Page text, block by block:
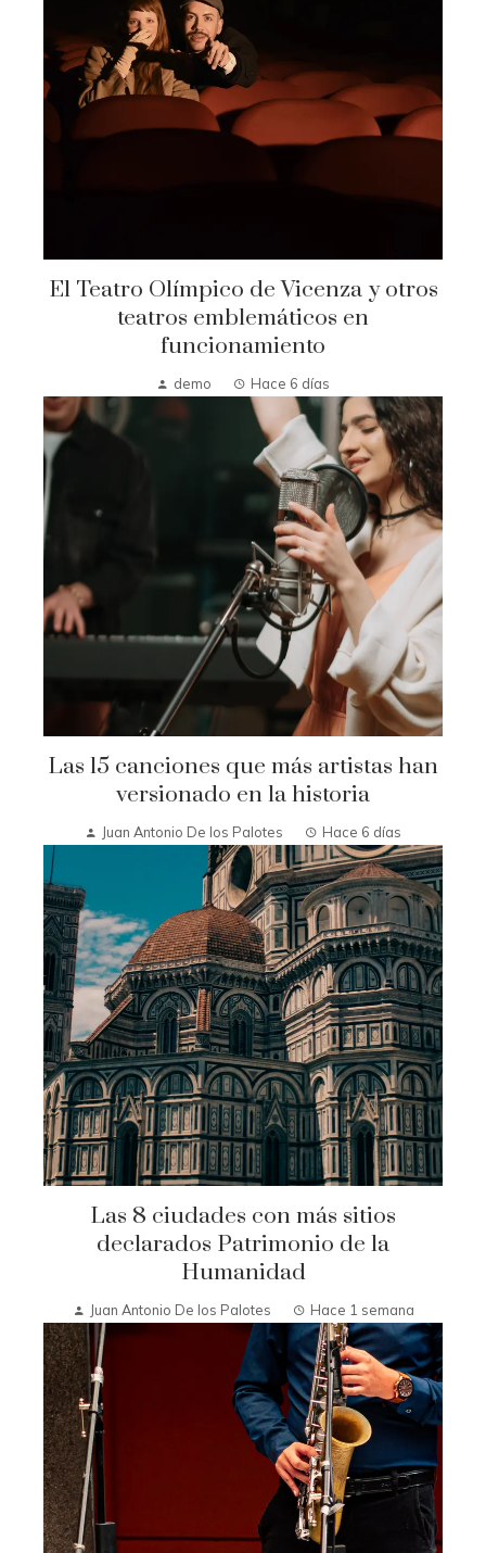
El Teatro Olímpico de Vicenza y otros
teatros emblemáticos en
funcionamiento
demo Hace 6 días
Las 15 canciones que más artistas han
versionado en la historia
Juan Antonio De los Palotes Hace 6 días
Las 8 ciudades con más sitios
declarados Patrimonio de la
Humanidad
Juan Antonio De los Palotes Hace 1 semana